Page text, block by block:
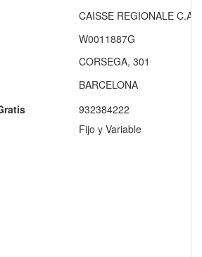
CAISSE REGIONALE
W0011887G
CORSEGA, 301
BARCELONA
932384222
Fijo y Variable